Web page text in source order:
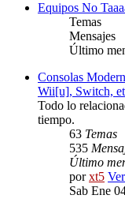
Equipos No
Temas
Mensajes
Último
Consolas
Wii[u], Switch,
Todo lo
tiempo.
63 Temas
535
Último
porxt5
Sab Ene